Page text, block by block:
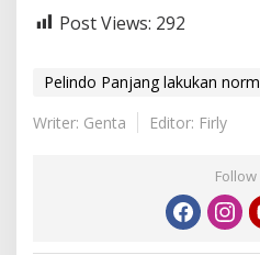
Post Views: 292
Pelindo Panjang lakukan
Writer: Genta
Editor: Firly
Follow